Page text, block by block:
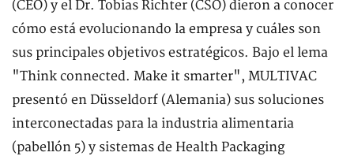
(CEO) y el Dr. Tobias Richter (CSO) dieron a conocer
cómo está evolucionando la empresa y cuáles son
sus principales objetivos estratégicos. Bajo el lema
"Think connected. Make it smarter", MULTIVAC
presentó en Düsseldorf (Alemania) sus soluciones
interconectadas para la industria alimentaria
(pabellón 5) y sistemas de Health Packaging